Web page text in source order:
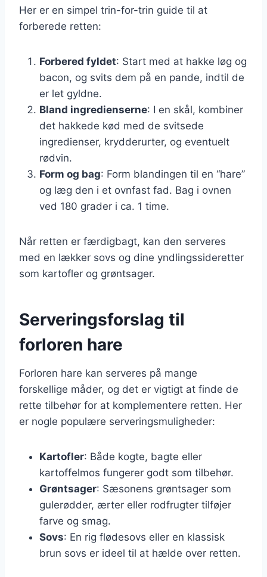
Her er en simpel trin-for-trin guide til at
forberede retten:
Forbered fyldet: Start med at hakke løg og
bacon, og svits dem på en pande, indtil de
er let gyldne.
Bland ingredienserne: I en skål, kombiner
det hakkede kød med de svitsede
ingredienser, krydderurter, og eventuelt
rødvin.
Form og bag: Form blandingen til en “hare”
og læg den i et ovnfast fad. Bag i ovnen
ved 180 grader i ca. 1 time.
Når retten er færdigbagt, kan den serveres
med en lækker sovs og dine yndlingssideretter
som kartofler og grøntsager.
Serveringsforslag til
forloren hare
Forloren hare kan serveres på mange
forskellige måder, og det er vigtigt at finde de
rette tilbehør for at komplementere retten. Her
er nogle populære serveringsmuligheder:
Kartofler: Både kogte, bagte eller
kartoffelmos fungerer godt som tilbehør.
Grøntsager: Sæsonens grøntsager som
gulerødder, ærter eller rodfrugter tilføjer
farve og smag.
Sovs: En rig flødesovs eller en klassisk
brun sovs er ideel til at hælde over retten.